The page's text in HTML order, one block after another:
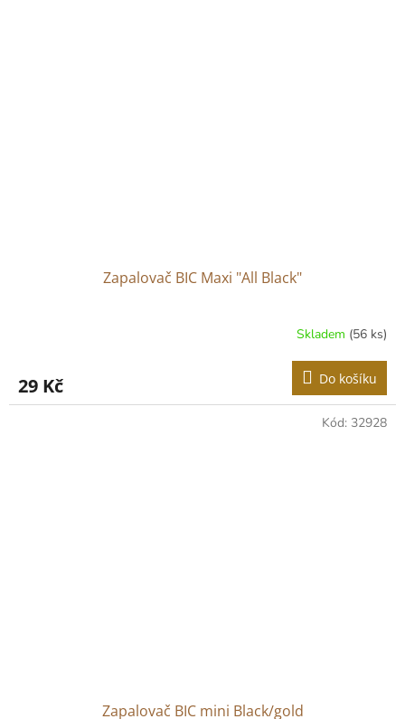
Zapalovač BIC Maxi "All Black"
Skladem (56 ks)
29 Kč Do košíku
Zapalovač BIC mini Black/gold
Kód: 32928